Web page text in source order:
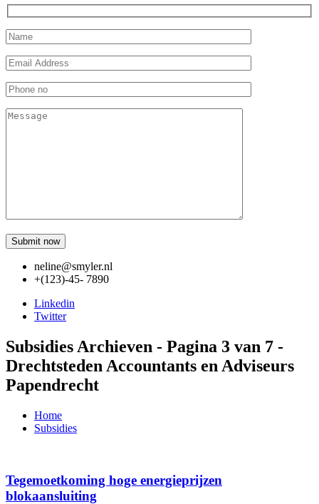
neline@smyler.nl
+(123)-45- 7890
Linkedin
Twitter
Subsidies Archieven - Pagina 3 van 7 -
Drechtsteden Accountants en Adviseurs
Papendrecht
Home
Subsidies
Tegemoetkoming hoge energieprijzen
blokaansluiting